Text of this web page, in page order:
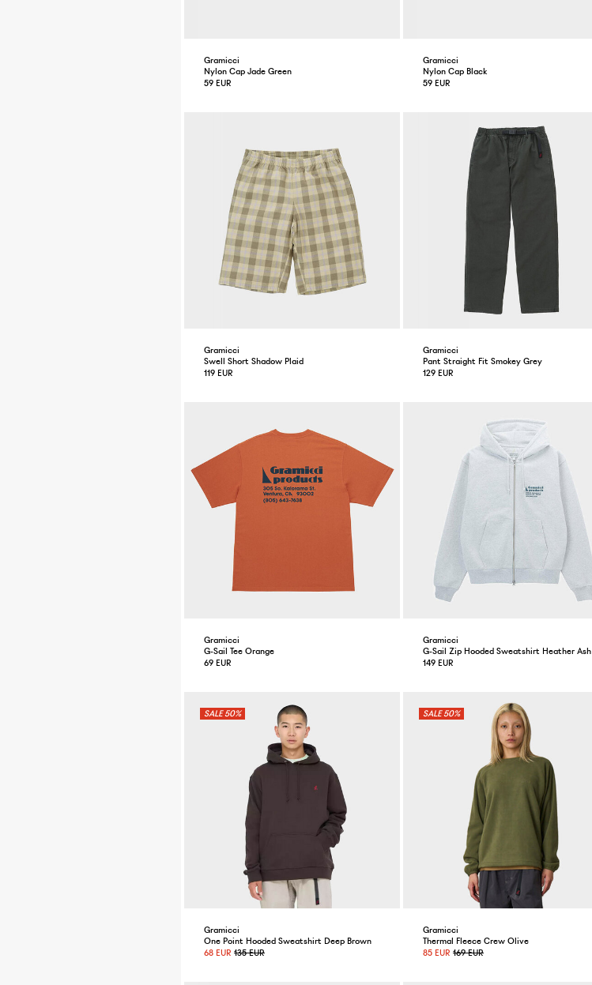
Gramicci
Nylon Cap Jade Green
59 EUR
Gramicci
Nylon Cap Black
59 EUR
Gramicci
Swell Short Shadow Plaid
119 EUR
Gramicci
Pant Straight Fit Smokey Grey
129 EUR
Gramicci
G-Sail Tee Orange
69 EUR
Gramicci
G-Sail Zip Hooded Sweatshirt Heather Ash
149 EUR
50%
Gramicci
One Point Hooded Sweatshirt Deep Brown
68 EUR 135 EUR
50%
Gramicci
Thermal Fleece Crew Olive
85 EUR 169 EUR